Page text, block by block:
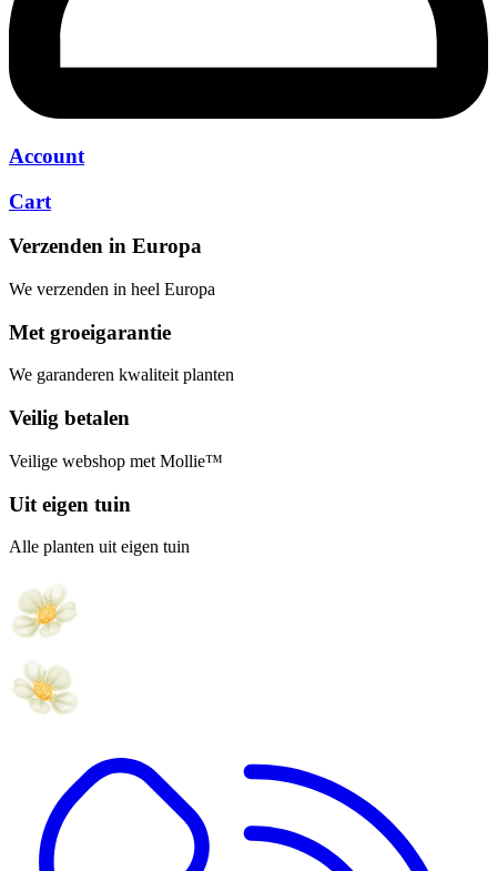
Account
Cart
Verzenden in Europa
We verzenden in heel Europa
Met groeigarantie
We garanderen kwaliteit planten
Veilig betalen
Veilige webshop met Mollie™
Uit eigen tuin
Alle planten uit eigen tuin